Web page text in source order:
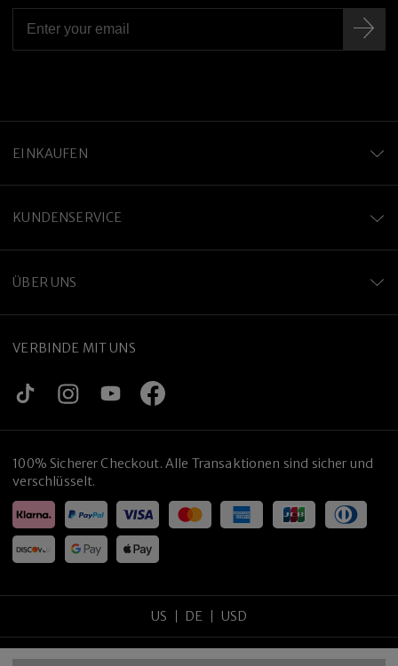
EINKAUFEN
KUNDENSERVICE
ÜBER UNS
VERBINDE MIT UNS
100% Sicherer Checkout. Alle Transaktionen sind sicher und
verschlüsselt.
US DE USD
Copyright©2026tijneyewear.Alle Rechte vorbehalten.